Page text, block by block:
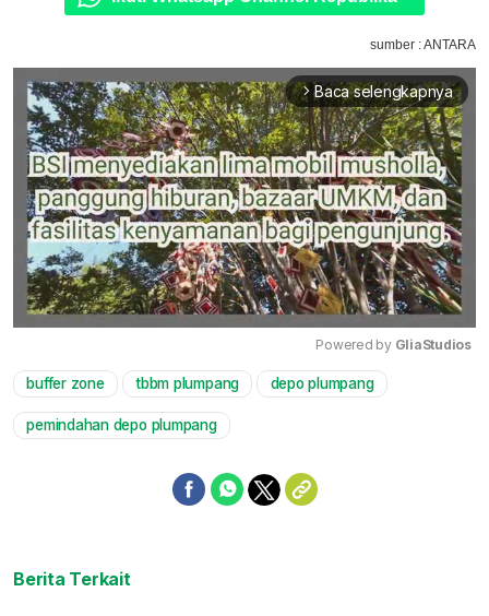
sumber : ANTARA
arrow_forward_ios Baca selengkapnya
Powered by GliaStudios
buffer zone tbbm plumpang depo plumpang
pemindahan depo plumpang
Berita Terkait